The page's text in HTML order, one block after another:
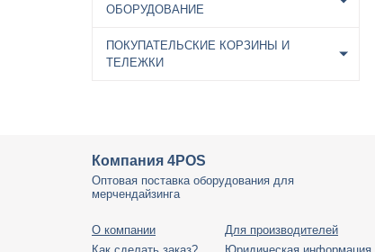
ОБОРУДОВАНИЕ
ПОКУПАТЕЛЬСКИЕ КОРЗИНЫ И
ТЕЛЕЖКИ
Компания 4POS
Оптовая поставка оборудования для
мерчендайзинга
О компании
Для производителей